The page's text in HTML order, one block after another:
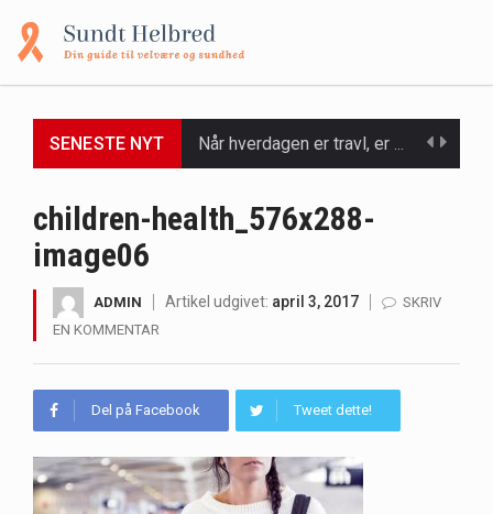
SENESTE NYT
Airfryere har taget verden med storm med deres løfte om at tilberede sprøde og lækre…
children-health_576x288-
image06
ADMIN Artikel udgivet: april 3, 2017
SKRIV
EN KOMMENTAR
Del på Facebook Tweet dette!